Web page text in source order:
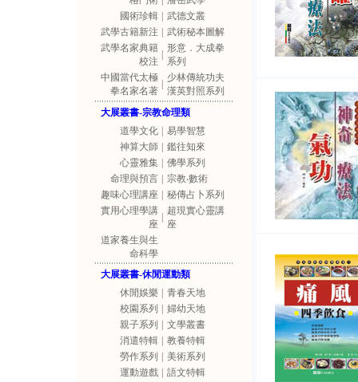
國術珍輯
武德文叢
武學古籍新注
武術秘本圖解
武學名家典籍
校注
形意．大成拳
系列
中國當代太極
拳名家名著
少林傳統功夫
漢英對照系列
大展叢書-宗教命理類
道學文化
易學智慧
神算大師
鑑往知來
心靈雅集
佛學系列
命理與預言
宗教‧數術
趣味心理講座
秘傳占卜系列
實用心理學講
座
超現實心靈講
座
道家養生與生
命科學
大展叢書-休閒運動類
休閒娛樂
青春天地
校園系列
婦幼天地
親子系列
文學叢書
消遣特輯
教養特輯
勞作系列
美術系列
運動遊戲
語文特輯